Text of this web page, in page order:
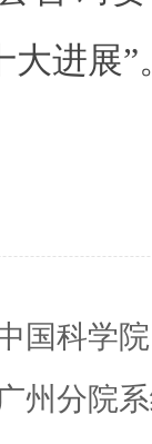
大进展”
国科学院
州分院